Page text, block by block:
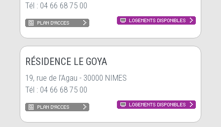
Tél : 04 66 68 75 00
RÉSIDENCE LE GOYA
19, rue de l’Agau - 30000 NIMES
Tél : 04 66 68 75 00